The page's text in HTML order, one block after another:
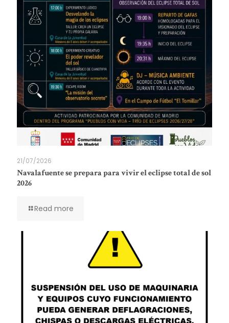
21/07/2026
Navalafuente se prepara para vivir el eclipse total de sol
2026
Read more